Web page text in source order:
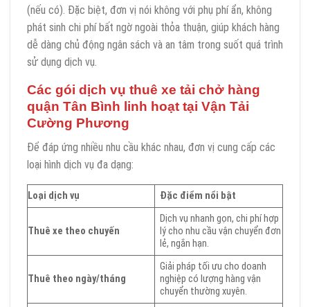
(nếu có). Đặc biệt, đơn vị nói không với phụ phí ẩn, không
phát sinh chi phí bất ngờ ngoài thỏa thuận, giúp khách hàng
dễ dàng chủ động ngân sách và an tâm trong suốt quá trình
sử dụng dịch vụ.
Các gói dịch vụ thuê xe tải chở hàng
quận Tân Bình linh hoạt tại Vận Tải
Cường Phương
Để đáp ứng nhiều nhu cầu khác nhau, đơn vị cung cấp các
loại hình dịch vụ đa dạng:
Loại dịch vụ Đặc điểm nổi bật
Thuê xe theo chuyến
Dịch vụ nhanh gọn, chi phí hợp
lý cho nhu cầu vận chuyển đơn
lẻ, ngắn hạn.
Thuê theo ngày/tháng
Giải pháp tối ưu cho doanh
nghiệp có lượng hàng vận
chuyển thường xuyên.